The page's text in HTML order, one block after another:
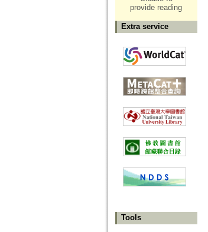
provide reading
Extra service
Tools